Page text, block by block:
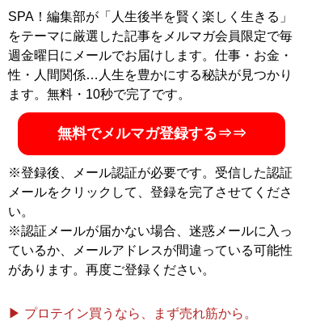
SPA！編集部が「人生後半を賢く楽しく生きる」
をテーマに厳選した記事をメルマガ会員限定で毎
週金曜日にメールでお届けします。仕事・お金・
性・人間関係…人生を豊かにする秘訣が見つかり
ます。無料・10秒で完了です。
無料でメルマガ登録する⇒⇒
※登録後、メール認証が必要です。受信した認証
メールをクリックして、登録を完了させてくださ
い。
※認証メールが届かない場合、迷惑メールに入っ
ているか、メールアドレスが間違っている可能性
があります。再度ご登録ください。
▶ プロテイン買うなら、まず売れ筋から。